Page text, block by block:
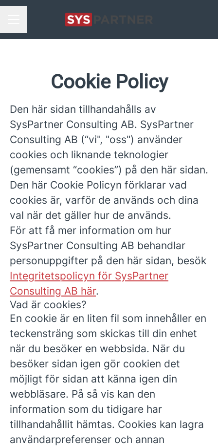
Cookie Policy
Den här sidan tillhandahålls av
SysPartner Consulting AB. SysPartner
Consulting AB (“vi", "oss") använder
cookies och liknande teknologier
(gemensamt “cookies”) på den här sidan.
Den här Cookie Policyn förklarar vad
cookies är, varför de används och dina
val när det gäller hur de används.
För att få mer information om hur
SysPartner Consulting AB behandlar
personuppgifter på den här sidan, besök
Integritetspolicyn för SysPartner
Consulting AB här.
Vad är cookies?
En cookie är en liten fil som innehåller en
teckensträng som skickas till din enhet
när du besöker en webbsida. När du
besöker sidan igen gör cookien det
möjligt för sidan att känna igen din
webbläsare. På så vis kan den
information som du tidigare har
tillhandahållit hämtas. Cookies kan lagra
användarpreferenser och annan